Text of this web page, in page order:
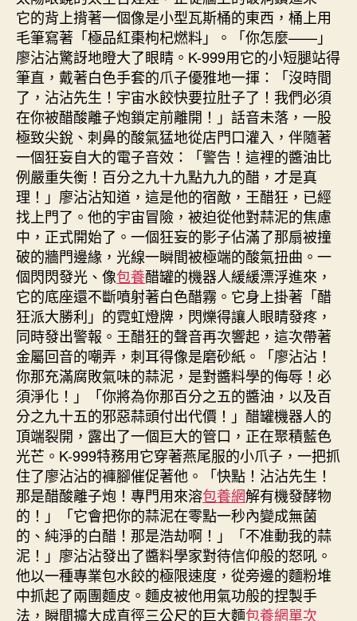
它的背上揹著一個像是小型瓦斯桶的東西，桶上用
毛筆寫著「極品紅棗枸杞燃料」。「你怎麼——」
廖沾沾驚訝地瞪大了眼睛。K-999用它的小短腿站得
筆直，戴著白色手套的爪子優雅地一揮：「沒時間
了，沾沾先生！宇宙水餃快要拉肚子了！我們必須
在你被醋酸離子炮鎖定前離開！」話音未落，一股
極致尖銳、刺鼻的酸氣猛地從店門口灌入，伴隨著
一個狂妄自大的電子音效：「警告！這裡的醬油比
例嚴重失衡！百分之九十九點九九的醋，才是真
理！」廖沾沾知道，這是他的宿敵，王醋狂，已經
找上門了。他的宇宙冒險，被迫從他對蒜泥的焦慮
中，正式開始了。一個狂妄的影子佔滿了那扇被撞
破的牆門邊緣，光線一瞬間被極端的酸氣扭曲。一
個閃閃發光、像包養醋罐的機器人緩緩漂浮進來，
它的底座還不斷噴射著白色醋霧。它身上掛著「醋
狂派大勝利」的霓虹燈牌，閃爍得讓人眼睛發疼，
同時發出警報。王醋狂的聲音再次響起，這次帶著
金屬回音的嘲弄，刺耳得像是磨砂紙。「廖沾沾！
你那充滿腐敗氣味的蒜泥，是對醬料學的侮辱！必
須淨化！」「你將為你那百分之五的醬油，以及百
分之九十五的邪惡蒜頭付出代價！」醋罐機器人的
頂端裂開，露出了一個巨大的管口，正在聚積藍色
光芒。K-999特務用它穿著燕尾服的小爪子，一把抓
住了廖沾沾的褲腳催促著他。「快點！沾沾先生！
那是醋酸離子炮！專門用來溶包養網解有機發酵物
的！」「它會把你的蒜泥在零點一秒內變成無菌
的、純淨的白醋！那是浩劫啊！」「不准動我的蒜
泥！」廖沾沾發出了醬料學家對待信仰般的怒吼。
他以一種專業包水餃的極限速度，從旁邊的麵粉堆
中抓起了兩團麵皮。麵皮被他用氣功般的捏製手
法，瞬間擴大成直徑三公尺的巨大麵包養網單次